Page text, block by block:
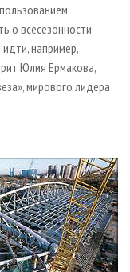
о всесезонности
например,
Юлия Ермакова,
мирового лидера